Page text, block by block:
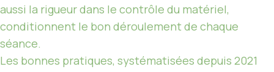
aussi la rigueur dans le contrôle du matériel,
conditionnent le bon déroulement de chaque
séance.
Les bonnes pratiques, systématisées depuis 2021